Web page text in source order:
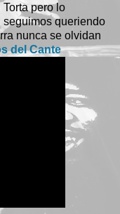
Torta pero lo
seguimos queriendo
nunca se olvidan
del Cante